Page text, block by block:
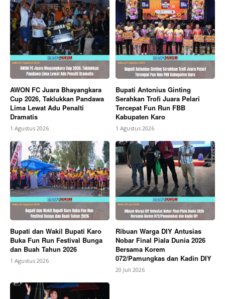
AWON FC Juara Bhayangkara
Cup 2026, Taklukkan Pandawa
Lima Lewat Adu Penalti
Dramatis
1 Agustus 2026
Bupati Antonius Ginting
Serahkan Trofi Juara Pelari
Tercepat Fun Run FBB
Kabupaten Karo
1 Agustus 2026
Bupati dan Wakil Bupati Karo
Buka Fun Run Festival Bunga
dan Buah Tahun 2026
1 Agustus 2026
Ribuan Warga DIY Antusias
Nobar Final Piala Dunia 2026
Bersama Korem
072/Pamungkas dan Kadin DIY
20 Juli 2026